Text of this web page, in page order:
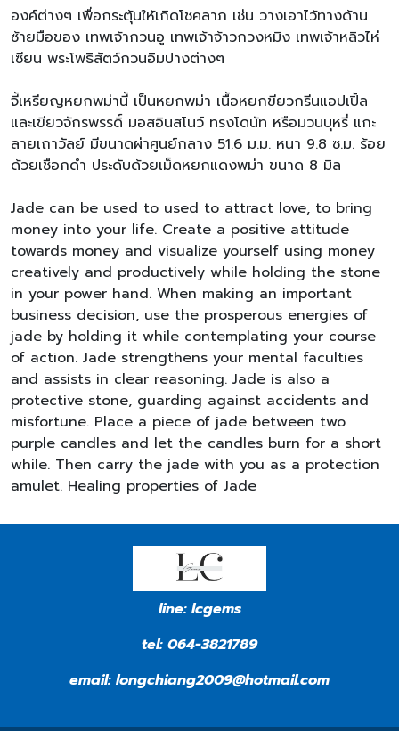
องค์ต่างๆ เพื่อกระตุ้นให้เกิดโชคลาภ เช่น วางเอาไว้ทางด้าน
ซ้ายมือของ เทพเจ้ากวนอู เทพเจ้าจ้าวกวงหมิง เทพเจ้าหลิวไห่
เซียน พระโพธิสัตว์กวนอิมปางต่างๆ
จี้เหรียญหยกพม่านี้ เป็นหยกพม่า เนื้อหยกขียวกรีนแอปเปิ้ล
และเขียวจักรพรรดิ์ มอสอินสโนว์ ทรงโดนัท หรือมวนบุหรี่ แกะ
ลายเถาวัลย์ มีขนาดผ่าศูนย์กลาง 51.6 ม.ม. หนา 9.8 ซ.ม. ร้อย
ด้วยเชือกดำ ประดับด้วยเม็ดหยกแดงพม่า ขนาด 8 มิล
Jade can be used to used to attract love, to bring
money into your life. Create a positive attitude
towards money and visualize yourself using money
creatively and productively while holding the stone
in your power hand. When making an important
business decision, use the prosperous energies of
jade by holding it while contemplating your course
of action. Jade strengthens your mental faculties
and assists in clear reasoning. Jade is also a
protective stone, guarding against accidents and
misfortune. Place a piece of jade between two
purple candles and let the candles burn for a short
while. Then carry the jade with you as a protection
amulet. Healing properties of Jade
line:lcgems
tel: 064-3821789
email: longchiang2009@hotmail.com